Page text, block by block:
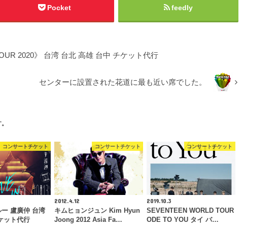
Pocket feedly
2020》 台湾 台北 高雄 台中 チケット代行
センターに設置された花道に最も近い席でした。
コンサートチケット
ー 盧廣仲 台湾
ット代行
コンサートチケット
2012.4.12
キムヒョンジュン Kim Hyun
Joong 2012 Asia Fa…
コンサートチケット
2019.10.3
SEVENTEEN WORLD TOUR
ODE TO YOU タイ バ…